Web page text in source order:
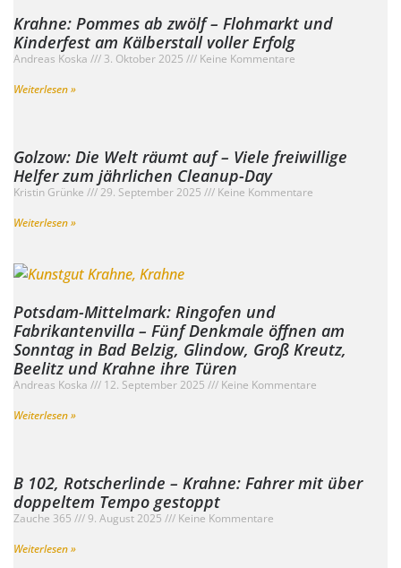
Krahne: Pommes ab zwölf – Flohmarkt und
Kinderfest am Kälberstall voller Erfolg
Andreas Koska 3. Oktober 2025
Keine Kommentare
Weiterlesen »
Golzow: Die Welt räumt auf – Viele freiwillige
Helfer zum jährlichen Cleanup-Day
Kristin Grünke 29. September 2025
Keine Kommentare
Weiterlesen »
Potsdam-Mittelmark: Ringofen und
Fabrikantenvilla – Fünf Denkmale öffnen am
Sonntag in Bad Belzig, Glindow, Groß Kreutz,
Beelitz und Krahne ihre Türen
Andreas Koska 12. September 2025
Keine Kommentare
Weiterlesen »
B 102, Rotscherlinde – Krahne: Fahrer mit über
doppeltem Tempo gestoppt
Zauche 365 9. August 2025
Keine Kommentare
Weiterlesen »